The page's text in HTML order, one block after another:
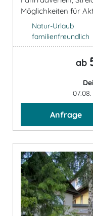
Möglichkeiten für
Natur-Urlaub
familienfreundlich
ab
07.08.
Anfrage